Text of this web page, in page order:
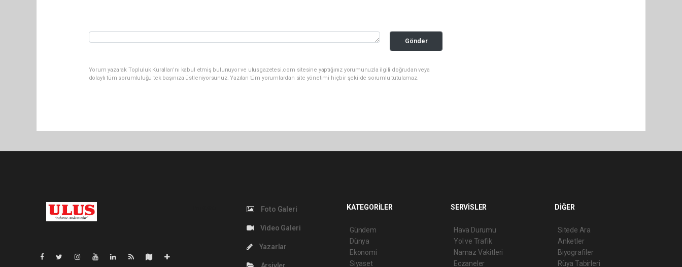
Gönder
Yorum yazarak Topluluk Kuralları’nı kabul etmiş bulunuyor ve ulusgazetesi.com sitesine yaptığınız yorumunuzla ilgili doğrudan veya
dolaylı tüm sorumluluğu tek başınıza üstleniyorsunuz. Yazılan tüm yorumlardan site yönetimi hiçbir şekilde sorumlu tutulamaz.
Foto Galeri
Video Galeri
Yazarlar
Arşivler
KATEGORİLER
Gündem
Dünya
Ekonomi
Siyaset
SERVİSLER
Hava Durumu
Yol ve Trafik
Namaz Vakitleri
Eczaneler
DİĞER
Sitede Ara
Anketler
Biyografiler
Rüya Tabirleri